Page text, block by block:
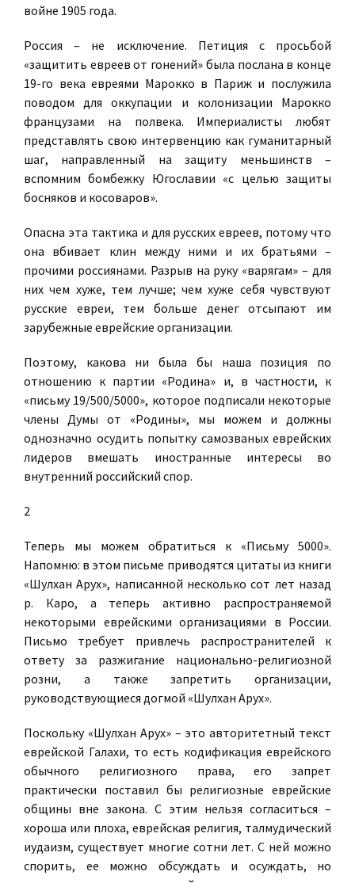
войне 1905 года.
Россия – не исключение. Петиция с просьбой
«защитить евреев от гонений» была послана в конце
19-го века евреями Марокко в Париж и послужила
поводом для оккупации и колонизации Марокко
французами на полвека. Империалисты любят
представлять свою интервенцию как гуманитарный
шаг, направленный на защиту меньшинств –
вспомним бомбежку Югославии «с целью защиты
босняков и косоваров».
Опасна эта тактика и для русских евреев, потому что
она вбивает клин между ними и их братьями –
прочими россиянами. Разрыв на руку «варягам» – для
них чем хуже, тем лучше; чем хуже себя чувствуют
русские евреи, тем больше денег отсыпают им
зарубежные еврейские организации.
Поэтому, какова ни была бы наша позиция по
отношению к партии «Родина» и, в частности, к
«письму 19/500/5000», которое подписали некоторые
члены Думы от «Родины», мы можем и должны
однозначно осудить попытку самозваных еврейских
лидеров вмешать иностранные интересы во
внутренний российский спор.
2
Теперь мы можем обратиться к «Письму 5000».
Напомню: в этом письме приводятся цитаты из книги
«Шулхан Арух», написанной несколько сот лет назад
р. Каро, а теперь активно распространяемой
некоторыми еврейскими организациями в России.
Письмо требует привлечь распространителей к
ответу за разжигание национально-религиозной
розни, а также запретить организации,
руководствующиеся догмой «Шулхан Арух».
Поскольку «Шулхан Арух» – это авторитетный текст
еврейской Галахи, то есть кодификация еврейского
обычного религиозного права, его запрет
практически поставил бы религиозные еврейские
общины вне закона. С этим нельзя согласиться –
хороша или плоха, еврейская религия, талмудический
иудаизм, существует многие сотни лет. С ней можно
спорить, ее можно обсуждать и осуждать, но